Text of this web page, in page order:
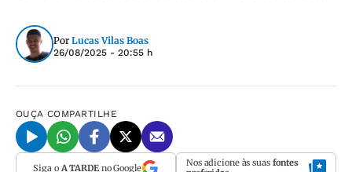
Por Lucas Vilas Boas
26/08/2025 - 20:55 h
OUÇA COMPARTILHE
Siga o A TARDEno Google Nos adicione às suas fontes